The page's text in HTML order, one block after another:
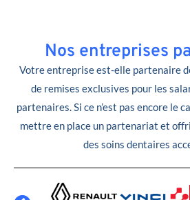
Nos entreprises
Votre entreprise est-elle partenaire
de remises exclusives pour les
partenaires. Si ce n’est pas encore le
mettre en place un partenariat et
des soins dentaires